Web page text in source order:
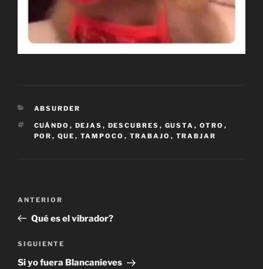
CATEGORÍAS
ABSURDER
ETIQUETAS
CUÁNDO , DEJAS , DESCUBRES , GUSTA , OTRO ,
POR , QUE , TAMPOCO , TRABAJO , TRABJAR
entradas
Entrada
anterior:
ANTERIOR
Qué es el vibrador?
Siguiente
entrada
SIGUIENTE
Si yo fuera Blancanieves